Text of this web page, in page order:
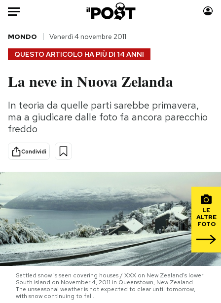
Auto
HOME
Italia
Politica
Tecnologia
Scienza
Sport
Moda
Consumismi
Mondiali calcio 2026
PODCAST
NEWSLETTER
QUESTO ARTICOLO HA PIÙ DI 14 ANNI
MONDO Venerdì 4 novembre 2011
La neve in Nuova Zelanda
In teoria da quelle parti sarebbe primavera,
ma a giudicare dalle foto fa ancora parecchio
freddo
Condividi
LE
ALTRE
FOTO
Settled snow is seen covering houses / XXX on New Zealand’s lower
South Island on November 4, 2011 in Queenstown, New Zealand.
The unseasonal weather is not expected to clear until tomorrow,
with snow continuing to fall.